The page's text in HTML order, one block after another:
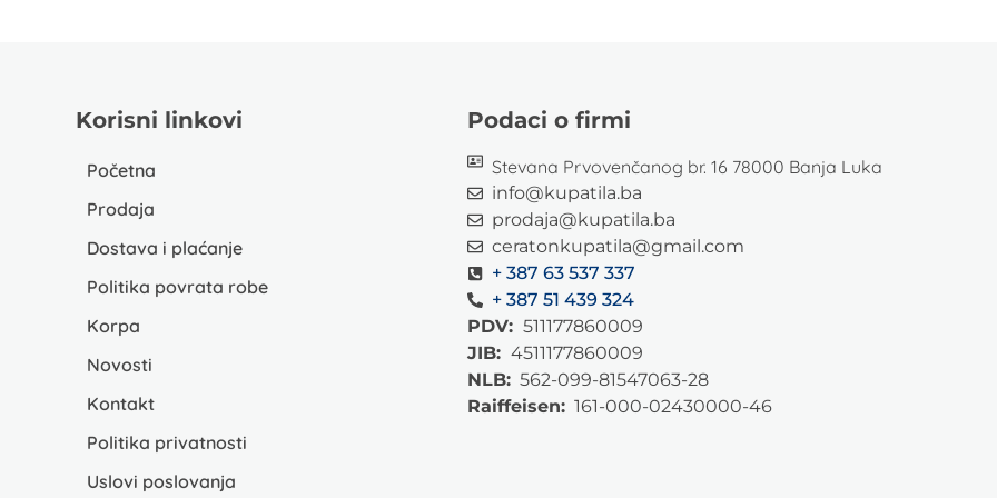
Korisni linkovi
Početna
Prodaja
Dostava i plaćanje
Politika povrata robe
Korpa
Novosti
Kontakt
Politika privatnosti
Uslovi poslovanja
Podaci o firmi
Stevana Prvovenčanog br. 16 78000 Banja Luka
info@kupatila.ba
prodaja@kupatila.ba
ceratonkupatila@gmail.com
+ 387 63 537 337
+ 387 51 439 324
PDV: 511177860009
JIB: 4511177860009
NLB:562-099-81547063-28
Raiffeisen:161-000-02430000-46